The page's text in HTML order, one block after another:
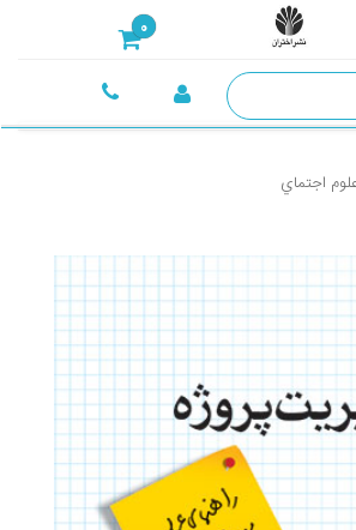
0
اجتماي